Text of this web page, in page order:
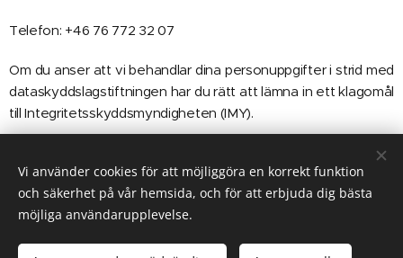
Telefon: +46 76 772 32 07
Om du anser att vi behandlar dina personuppgifter i strid med
dataskyddslagstiftningen har du rätt att lämna in ett klagomål
till Integritetsskyddsmyndigheten (IMY).
© Copyright 2020-2026 Camp Jönköping
info@campjonkoping.com
+46 76-772 32 07
Vi använder cookies för att möjliggöra en korrekt funktion
och säkerhet på vår hemsida, och för att erbjuda dig bästa
möjliga användarupplevelse.